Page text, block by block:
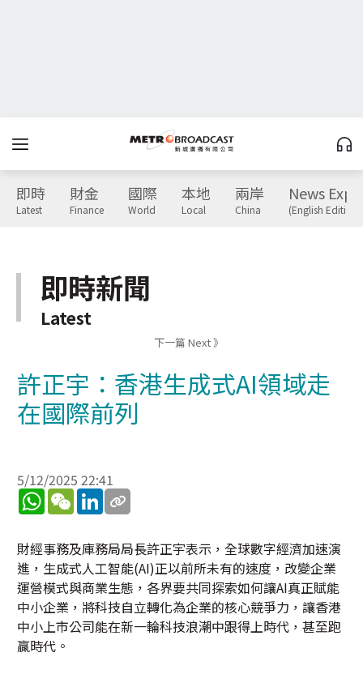
即時
Latest
財金
Finance
國際
World
本地
Local
兩岸
China
News
(English Edition)
即時新聞
Latest
下一篇 Next 》
許正宇：香港生成式AI領域走
在國際前列
5/12/2025 22:41
WhatsApp
WeChatLinkedIn
財經事務及庫務局局長許正宇表示，全球數字經濟加速演
進，生成式人工智能(AI)正以前所未有的速度，改變企業
運營模式與商業生態，各界要共同探索如何讓AI真正賦能
中小企業，將科技自立轉化為企業的核心競爭力，讓香港
中小上市公司能在新一輪科技浪潮中跟得上時代，甚至跑
贏時代。